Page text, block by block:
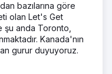
bazılarına göre
olan Let's Get
anda Toronto,
Kanada'nın
gurur duyuyoruz.